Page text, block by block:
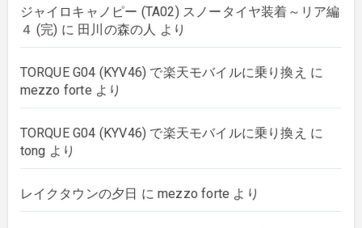
wordpress
ジャイロキャノピー (TA02) スノータイヤ装着～リア編
４ (完) に 田川の森の人 より
TORQUE G04 (KYV46) で楽天モバイルに乗り換え に
mezzo forteより
TORQUE G04 (KYV46) で楽天モバイルに乗り換え に
tong より
レイクタウンの夕日 にmezzo forte より